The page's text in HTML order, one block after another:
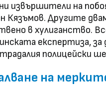
извършители на
Кязъмов. Другите
в хулиганство.
експертиза,
полицейски
на